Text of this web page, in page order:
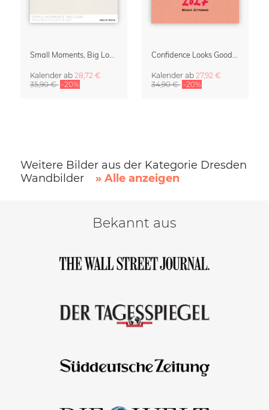
Small Moments, Big Love – Mutterschaftskalender von Giselle Dekel
Kalender ab 28,72 €
35,90 € -20%
Confidence Looks Good On You Kalender 2027
Kalender ab 27,92 €
34,90 € -20%
Weitere Bilder aus der Kategorie Dresden
Wandbilder
» Alle anzeigen
Bekannt aus